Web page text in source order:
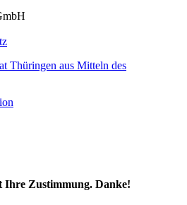
Thüringen aus Mitteln des
Zustimmung. Danke!